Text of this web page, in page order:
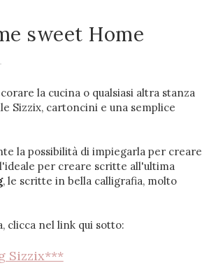
sweet Home
la cucina o qualsiasi altra stanza
Sizzix, cartoncini e una semplice
la possibilità di impiegarla per creare
per creare scritte all'ultima
, le scritte in bella calligrafia, molto
clicca nel link qui sotto:
Sizzix***